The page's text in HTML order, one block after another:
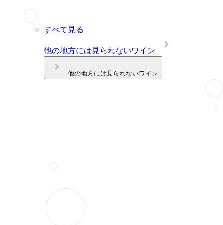
すべて見る
他の地方には見られないワイン
他の地方には見られないワイン